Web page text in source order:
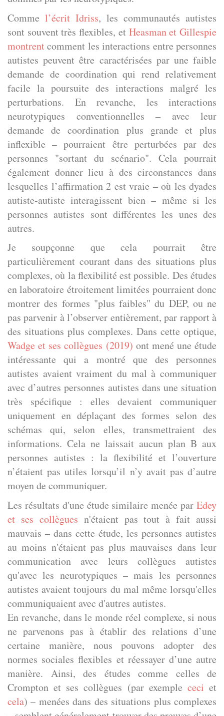
Comme l’écrit Idriss, les communautés autistes
sont souvent très flexibles, etHeasman et Gillespie
montrentcomment les interactions entre personnes
autistes peuvent être caractérisées par une faible
demande de coordination qui rend relativement
facile la poursuite des interactions malgré les
perturbations. En revanche, les interactions
neurotypiques conventionnelles – avec leur
demande de coordination plus grande et plus
inflexible – pourraient être perturbées par des
personnes "sortant du scénario". Cela pourrait
également donner lieu à des circonstances dans
lesquelles l’affirmation 2 est vraie – où les dyades
autiste-autiste interagissent bien – même si les
personnes autistes sont différentes les unes des
autres.
Je soupçonne que cela pourrait être
particulièrement courant dans des situations plus
complexes, où la flexibilité est possible. Des études
en laboratoire étroitement limitées pourraient donc
montrer des formes "plus faibles" du DEP, ou ne
pas parvenir à l’observer entièrement, par rapport à
des situations plus complexes. Dans cette optique,
Wadge et ses collègues (2019) ont mené une étude
intéressante qui a montré que des personnes
autistes avaient vraiment du mal à communiquer
avec d’autres personnes autistes dans une situation
très spécifique : elles devaient communiquer
uniquement en déplaçant des formes selon des
schémas qui, selon elles, transmettraient des
informations. Cela ne laissait aucun plan B aux
personnes autistes : la flexibilité et l’ouverture
n’étaient pas utiles lorsqu’il n’y avait pas d’autre
moyen de communiquer.
Les résultats d'une étude similaire menée par Edey
et ses collègues n'étaient pas tout à fait aussi
mauvais – dans cette étude, les personnes autistes
au moins n'étaient pas plus mauvaises dans leur
communication avec leurs collègues autistes
qu'avec les neurotypiques – mais les personnes
autistes avaient toujours du mal même lorsqu'elles
communiquaient avec d'autres autistes.
En revanche, dans le monde réel complexe, si nous
ne parvenons pas à établir des relations d’une
certaine manière, nous pouvons adopter des
normes sociales flexibles et réessayer d’une autre
manière. Ainsi, des études comme celles de
Crompton et ses collègues (par exemple ceci et
cela) – menées dans des situations plus complexes